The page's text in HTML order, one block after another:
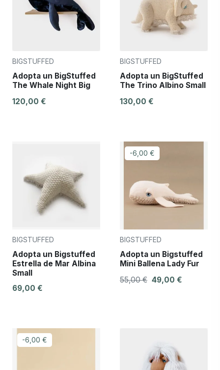
BIGSTUFFED
Adopta un BigStuffed
The Whale Night Big
120,00 €
BIGSTUFFED
Adopta un BigStuffed
The Trino Albino Small
130,00 €
BIGSTUFFED
Adopta un Bigstuffed
Estrella de Mar Albina
Small
69,00 €
-6,00 €
BIGSTUFFED
Adopta un Bigstuffed
Mini Ballena Lady Fur
55,00 € 49,00 €
-6,00 €